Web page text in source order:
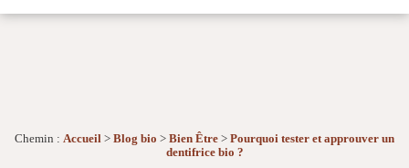
Chemin : Accueil > Blog bio > Bien Être > Pourquoi tester et approuver un
dentifrice bio ?